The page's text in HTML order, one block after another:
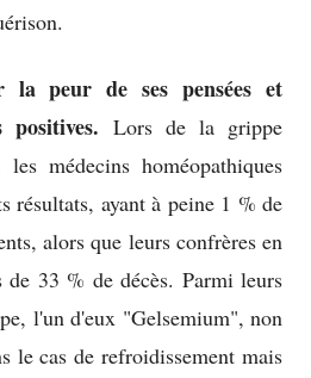
la peur de ses pensées et
positives. Lors de la grippe
médecins homéopathiques
résultats, ayant à peine 1 % de
alors que leurs confrères en
de 33 % de décès. Parmi leurs
l'un d'eux "Gelsemium", non
le cas de refroidissement mais